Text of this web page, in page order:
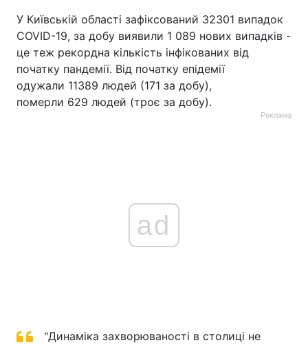
У Київській області зафіксований 32301 випадок
COVID-19, за добу виявили 1 089 нових випадків -
це теж рекордна кількість інфікованих від
початку пандемії. Від початку епідемії
одужали 11389 людей (171 за добу),
померли 629 людей (троє за добу).
Реклама
ad
"Динаміка захворюваності в столиці не